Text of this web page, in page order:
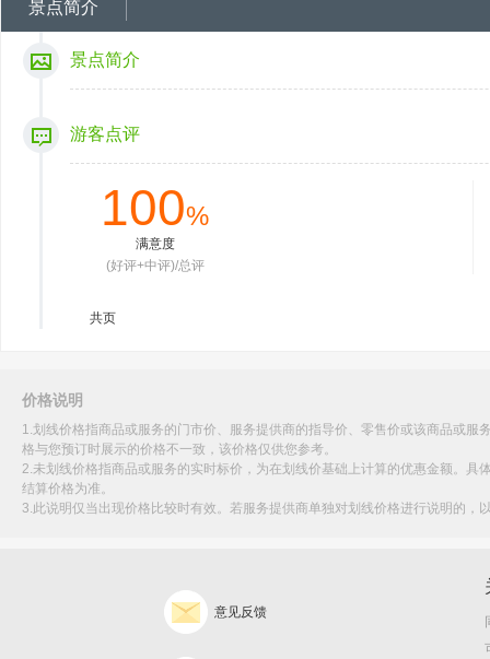
景点简介
景点简介
游客点评
100%
满意度
(好评+中评)/总评
共页
价格说明
1.划线价格指商品或服务的门市价、服务提供商的指导价、零售价或该商品或
格与您预订时展示的价格不一致，该价格仅供您参考。
2.未划线价格指商品或服务的实时标价，为在划线价基础上计算的优惠金额。
结算价格为准。
3.此说明仅当出现价格比较时有效。若服务提供商单独对划线价格进行说明的
意见反馈